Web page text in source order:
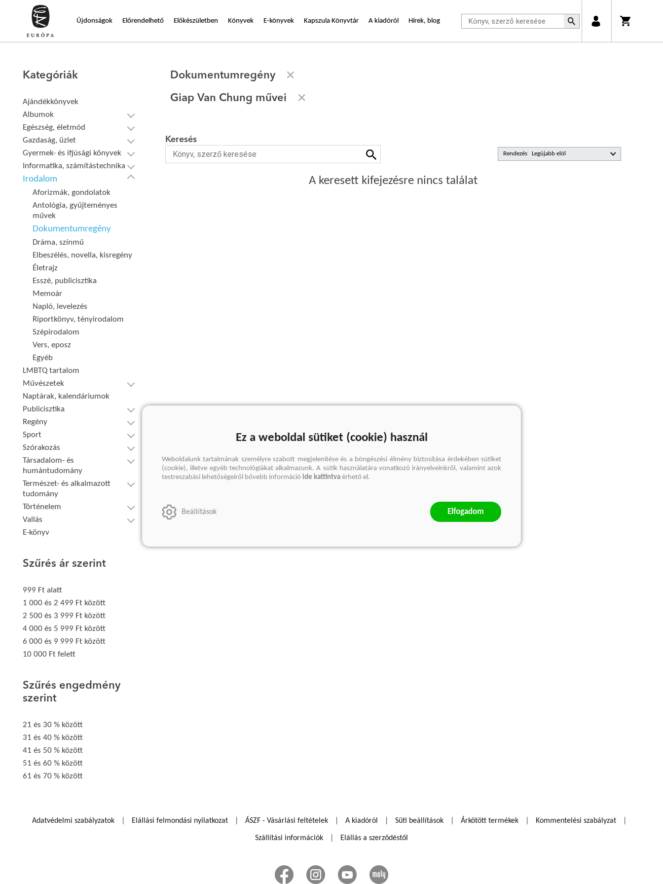
Újdonságok Előrendelhető Előkészületben Könyvek E-könyvek Kapszula Könyvtár A kiadóról Hírek, blog
Kategóriák
Ajándékkönyvek
Albumok
Egészség, életmód
Gazdaság, üzlet
Gyermek- és ifjúsági könyvek
Informatika, számítástechnika
Irodalom
Aforizmák, gondolatok
Antológia, gyűjteményes
művek
Dokumentumregény
Dráma, színmű
Elbeszélés, novella, kisregény
Életrajz
Esszé, publicisztika
Memoár
Napló, levelezés
Riportkönyv, tényirodalom
Szépirodalom
Vers, eposz
Egyéb
LMBTQ tartalom
Művészetek
Naptárak, kalendáriumok
Publicisztika
Regény
Sport
Szórakozás
Társadalom- és
humántudomány
Természet- és alkalmazott
tudomány
Történelem
Vallás
E-könyv
Szűrés ár szerint
999 Ft alatt
1 000 és 2 499 Ft között
2 500 és 3 999 Ft között
4 000 és 5 999 Ft között
6 000 és 9 999 Ft között
10 000 Ft felett
Szűrés engedmény
szerint
21 és 30 % között
31 és 40 % között
41 és 50 % között
51 és 60 % között
61 és 70 % között
Dokumentumregény
Giap Van Chung művei
Rendezés
Keresés
A keresett kifejezésre nincs találat
Adatvédelmi szabályzatok Elállási felmondási nyilatkozat ÁSZF - Vásárlási feltételek A kiadóról Süti beállítások Árkötött termékek Kommentelési szabályzat
Szállítási információk Elállás a szerződéstől
Ez a weboldal sütiket (cookie) használ
Weboldalunk tartalmának személyre szabott megjelenítése és a böngészési élmény biztosítása érdekében sütiket
(cookie), illetve egyéb technológiákat alkalmazunk. A sütik használatára vonatkozó irányelveinkről, valamint azok
testreszabási lehetőségeiről bővebb információ ide kattintva érhető el.
Beállítások Elfogadom